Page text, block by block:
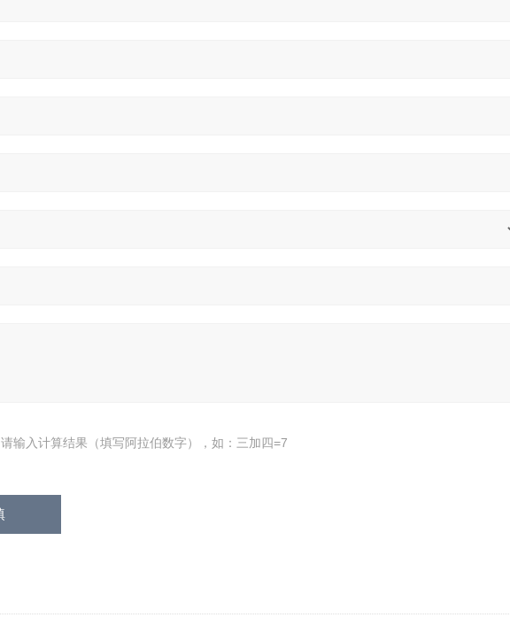
请输入计算结果（填写阿拉伯数字），如：三加四=7